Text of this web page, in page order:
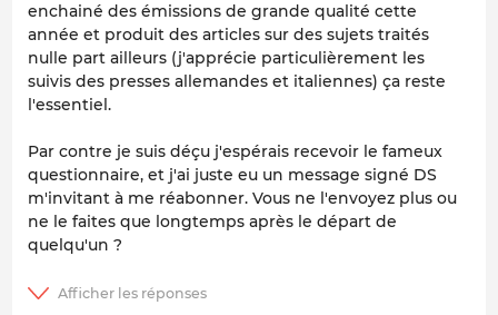
enchainé des émissions de grande qualité cette
année et produit des articles sur des sujets traités
nulle part ailleurs (j'apprécie particulièrement les
suivis des presses allemandes et italiennes) ça reste
l'essentiel.
Par contre je suis déçu j'espérais recevoir le fameux
questionnaire, et j'ai juste eu un message signé DS
m'invitant à me réabonner. Vous ne l'envoyez plus ou
ne le faites que longtemps après le départ de
quelqu'un ?